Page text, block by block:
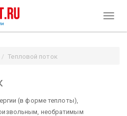
Тепловой поток
(в форме теплоты),
необратимым